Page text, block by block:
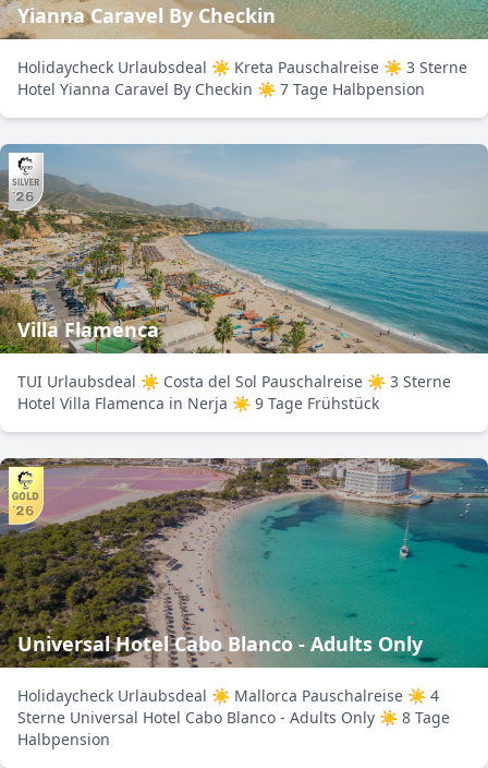
Yianna Caravel By Checkin
Holidaycheck Urlaubsdeal ☀ Kreta Pauschalreise ☀ 3 Sterne
Hotel Yianna Caravel By Checkin ☀ 7 Tage Halbpension
Villa Flamenca
TUI Urlaubsdeal ☀ Costa del Sol Pauschalreise ☀ 3 Sterne
Hotel Villa Flamenca in Nerja ☀ 9 Tage Frühstück
Universal Hotel Cabo Blanco - Adults Only
Holidaycheck Urlaubsdeal ☀ Mallorca Pauschalreise ☀ 4
Sterne Universal Hotel Cabo Blanco - Adults Only ☀ 8 Tage
Halbpension